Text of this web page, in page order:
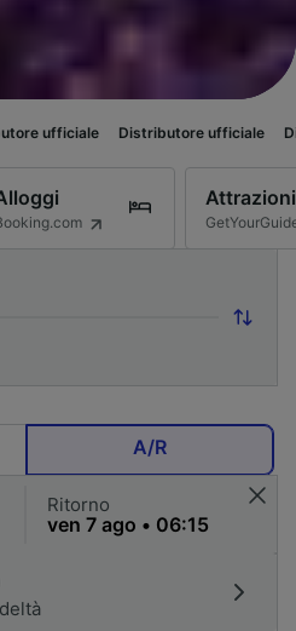
Distributore ufficiale Distributore
Attrazioni
A/R
Ritorno